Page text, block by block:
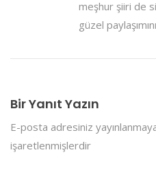
meşhur şiiri de
güzel
Bir Yanıt Yazın
E-posta adresiniz
işaretlenmişlerdir